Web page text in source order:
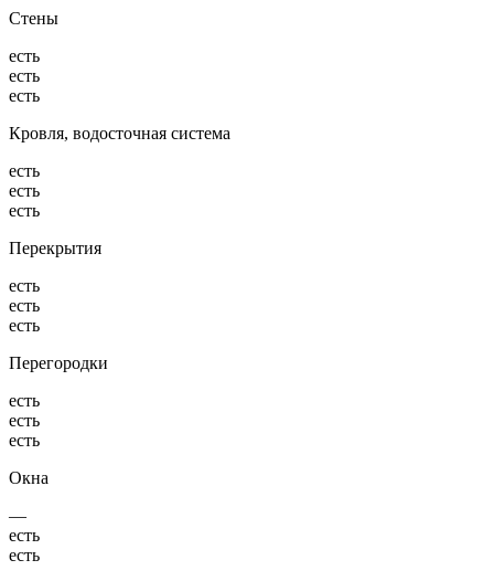
Стены
есть
есть
есть
Кровля, водосточная система
есть
есть
есть
Перекрытия
есть
есть
есть
Перегородки
есть
есть
есть
Окна
—
есть
есть